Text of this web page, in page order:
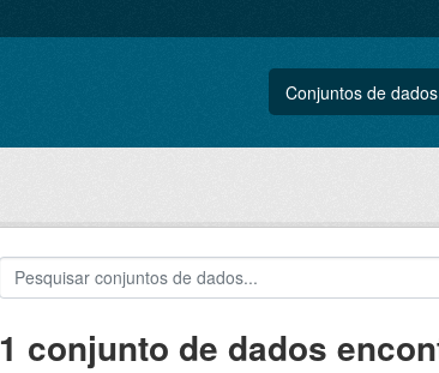
Conjuntos de dados
1 conjunto de dados